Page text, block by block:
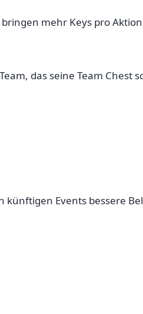
mehr Keys pro
das seine Team Chest
künftigen Events bessere